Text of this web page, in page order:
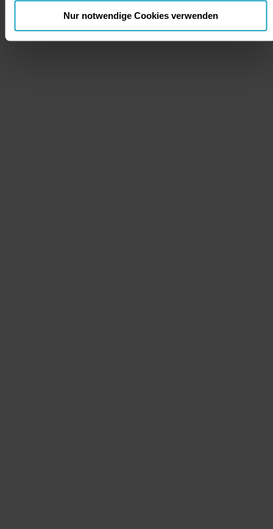
Nur notwendige Cookies verwenden